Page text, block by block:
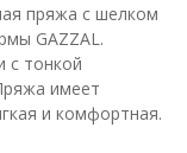
пряжа с шелком
GAZZAL.
с тонкой
имеет
и комфортная.